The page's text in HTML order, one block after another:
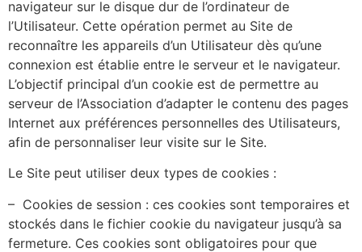
navigateur sur le disque dur de l’ordinateur de
l’Utilisateur. Cette opération permet au Site de
reconnaître les appareils d’un Utilisateur dès qu’une
connexion est établie entre le serveur et le navigateur.
L’objectif principal d’un cookie est de permettre au
serveur de l’Association d’adapter le contenu des pages
Internet aux préférences personnelles des Utilisateurs,
afin de personnaliser leur visite sur le Site.
Le Site peut utiliser deux types de cookies :
– Cookies de session : ces cookies sont temporaires et
stockés dans le fichier cookie du navigateur jusqu’à sa
fermeture. Ces cookies sont obligatoires pour que